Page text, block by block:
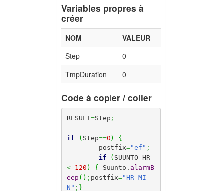
Variables propres à
créer
NOM
VALEUR
Step
0
TmpDuration
0
Code à copier / coller
RESULT=Step ;
if ( Step==0 )
{
	postfix
="ef" ;
if
(
<
120 ) { Suunto. alarmB
eep ( ) ; postfix="HR MI
N" ; }